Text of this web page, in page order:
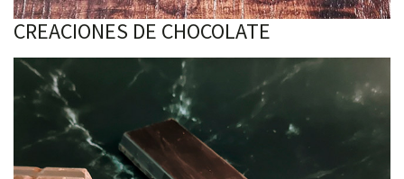
CREACIONES DE CHOCOLATE